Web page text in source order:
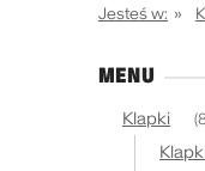
Jesteś w: »
MENU
Klapki